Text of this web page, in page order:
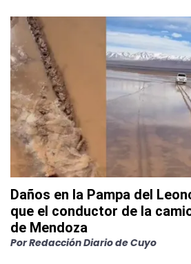
Daños en la Pampa del
que el conductor de la
de Mendoza
PorRedacción Diario de Cuyo